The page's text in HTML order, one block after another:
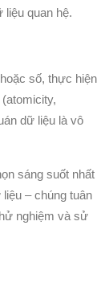
liệu quan hệ.
số, thực hiện
dữ liệu là vô
sáng suốt nhất
– chúng tuân
nghiệm và sử